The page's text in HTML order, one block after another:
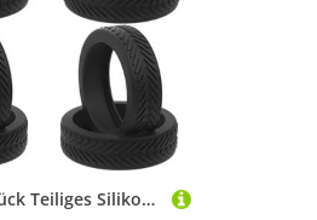
SAFIGLE 8 Stück Teiliges Silikon Kofferrollen Schutzset Geräuschdämpfend und Langlebig Passend für Gepäckräder Schützt vor Verschleiß und Sorgt für Sanftes Reisen Schwarz